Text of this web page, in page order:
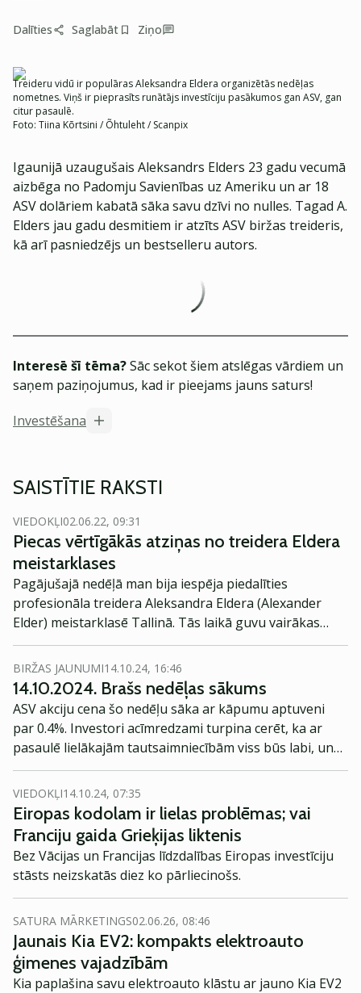
Dalīties Saglabāt Ziņo
Treideru vidū ir populāras Aleksandra Eldera organizētās nedēļas
nometnes. Viņš ir pieprasīts runātājs investīciju pasākumos gan ASV, gan
citur pasaulē.
Foto: Tiina Kõrtsini / Õhtuleht / Scanpix
Igaunijā uzaugušais Aleksandrs Elders 23 gadu vecumā
aizbēga no Padomju Savienības uz Ameriku un ar 18
ASV dolāriem kabatā sāka savu dzīvi no nulles. Tagad A.
Elders jau gadu desmitiem ir atzīts ASV biržas treideris,
kā arī pasniedzējs un bestselleru autors.
Interesē šī tēma?Sāc sekot šiem atslēgas vārdiem un
saņem paziņojumus, kad ir pieejams jauns saturs!
Investēšana
SAISTĪTIE RAKSTI
VIEDOKĻI02.06.22, 09:31
Piecas vērtīgākās atziņas no treidera Eldera
meistarklases
Pagājušajā nedēļā man bija iespēja piedalīties
profesionāla treidera Aleksandra Eldera (Alexander
Elder) meistarklasē Tallinā. Tās laikā guvu vairākas
vērtīgas atziņas, par kurām vēl domāju šodien un ar
kurām vēlos padalīties ar jums.
BIRŽAS JAUNUMI14.10.24, 16:46
14.10.2024. Brašs nedēļas sākums
ASV akciju cena šo nedēļu sāka ar kāpumu aptuveni
par 0.4%. Investori acīmredzami turpina cerēt, ka ar
pasaulē lielākajām tautsaimniecībām viss būs labi, un
arī uzņēmumi turpinās labi penīt.
VIEDOKĻI14.10.24, 07:35
Eiropas kodolam ir lielas problēmas; vai
Franciju gaida Grieķijas liktenis
Bez Vācijas un Francijas līdzdalības Eiropas investīciju
stāsts neizskatās diez ko pārliecinošs.
SATURA MĀRKETINGS02.06.26, 08:46
Jaunais Kia EV2: kompakts elektroauto
ģimenes vajadzībām
Kia paplašina savu elektroauto klāstu ar jauno Kia EV2